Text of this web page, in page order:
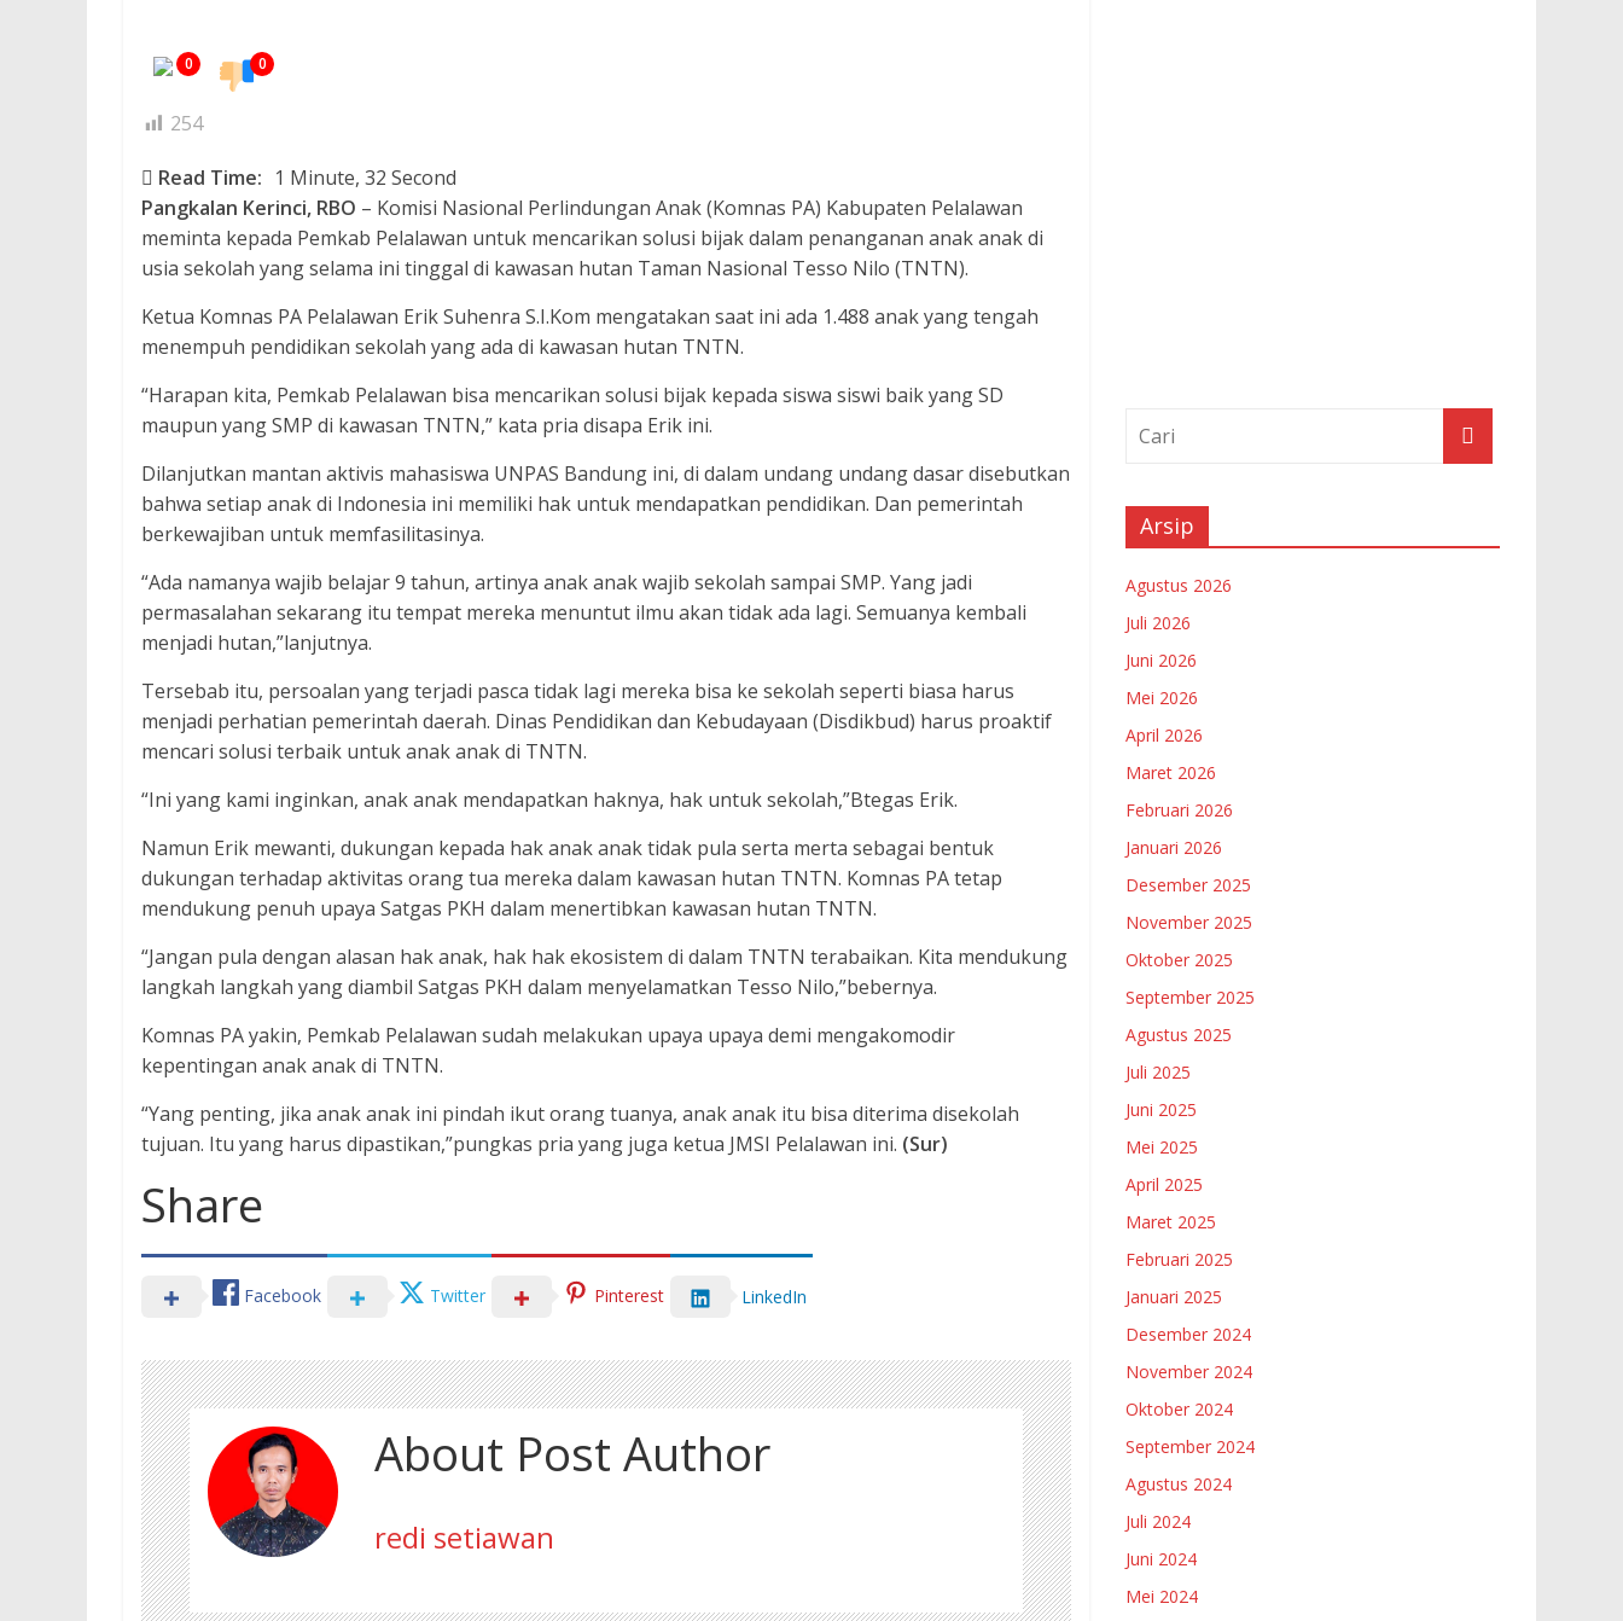
0 0
254
Read Time: 1 Minute, 32 Second
Pangkalan Kerinci, RBO – Komisi Nasional Perlindungan Anak (Komnas PA) Kabupaten Pelalawan
meminta kepada Pemkab Pelalawan untuk mencarikan solusi bijak dalam penanganan anak anak di
usia sekolah yang selama ini tinggal di kawasan hutan Taman Nasional Tesso Nilo (TNTN).
Ketua Komnas PA Pelalawan Erik Suhenra S.I.Kom mengatakan saat ini ada 1.488 anak yang tengah
menempuh pendidikan sekolah yang ada di kawasan hutan TNTN.
“Harapan kita, Pemkab Pelalawan bisa mencarikan solusi bijak kepada siswa siswi baik yang SD
maupun yang SMP di kawasan TNTN,” kata pria disapa Erik ini.
Dilanjutkan mantan aktivis mahasiswa UNPAS Bandung ini, di dalam undang undang dasar disebutkan
bahwa setiap anak di Indonesia ini memiliki hak untuk mendapatkan pendidikan. Dan pemerintah
berkewajiban untuk memfasilitasinya.
“Ada namanya wajib belajar 9 tahun, artinya anak anak wajib sekolah sampai SMP. Yang jadi
permasalahan sekarang itu tempat mereka menuntut ilmu akan tidak ada lagi. Semuanya kembali
menjadi hutan,”lanjutnya.
Tersebab itu, persoalan yang terjadi pasca tidak lagi mereka bisa ke sekolah seperti biasa harus
menjadi perhatian pemerintah daerah. Dinas Pendidikan dan Kebudayaan (Disdikbud) harus proaktif
mencari solusi terbaik untuk anak anak di TNTN.
“Ini yang kami inginkan, anak anak mendapatkan haknya, hak untuk sekolah,”Btegas Erik.
Namun Erik mewanti, dukungan kepada hak anak anak tidak pula serta merta sebagai bentuk
dukungan terhadap aktivitas orang tua mereka dalam kawasan hutan TNTN. Komnas PA tetap
mendukung penuh upaya Satgas PKH dalam menertibkan kawasan hutan TNTN.
“Jangan pula dengan alasan hak anak, hak hak ekosistem di dalam TNTN terabaikan. Kita mendukung
langkah langkah yang diambil Satgas PKH dalam menyelamatkan Tesso Nilo,”bebernya.
Komnas PA yakin, Pemkab Pelalawan sudah melakukan upaya upaya demi mengakomodir
kepentingan anak anak di TNTN.
“Yang penting, jika anak anak ini pindah ikut orang tuanya, anak anak itu bisa diterima disekolah
tujuan. Itu yang harus dipastikan,”pungkas pria yang juga ketua JMSI Pelalawan ini. (Sur)
Share
Facebook Twitter Pinterest LinkedIn
About Post Author
redi setiawan
Arsip
Agustus 2026
Juli 2026
Juni 2026
Mei 2026
April 2026
Maret 2026
Februari 2026
Januari 2026
Desember 2025
November 2025
Oktober 2025
September 2025
Agustus 2025
Juli 2025
Juni 2025
Mei 2025
April 2025
Maret 2025
Februari 2025
Januari 2025
Desember 2024
November 2024
Oktober 2024
September 2024
Agustus 2024
Juli 2024
Juni 2024
Mei 2024